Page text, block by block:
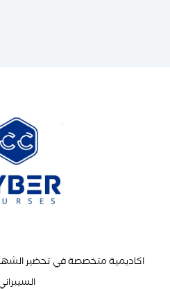
اكاديمية متخصصة في تحضير